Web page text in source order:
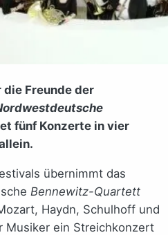
die Freunde der
fünf Konzerte in vier
übernimmt das
Bennewitz-Quartett
Haydn, Schulhoff und
Musiker ein Streichkonzert